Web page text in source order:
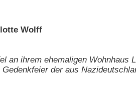
Wolff
an ihrem ehemaligen Wohnhaus
der aus